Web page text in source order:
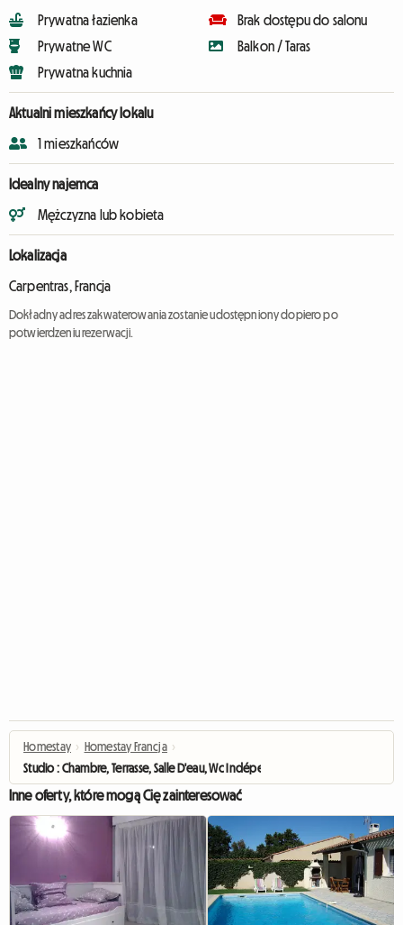
Prywatna łazienka
Prywatne WC
Prywatna kuchnia
Brak dostępu do salonu
Balkon / Taras
Aktualni mieszkańcy lokalu
1 mieszkańców
Idealny najemca
Mężczyzna lub kobieta
Lokalizacja
Carpentras, Francja
Dokładny adres zakwaterowania zostanie udostępniony dopiero po
potwierdzeniu rezerwacji.
Homestay › Homestay Francja ›
Studio : Chambre, Terrasse, Salle D'eau, Wc Indépendant
Inne oferty, które mogą Cię zainteresować